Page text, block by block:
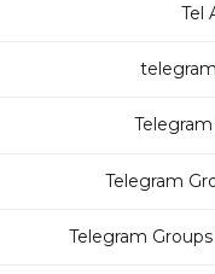
Tel
Telegram
Telegram